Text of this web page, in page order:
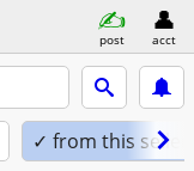
post acct
✓ from this seller